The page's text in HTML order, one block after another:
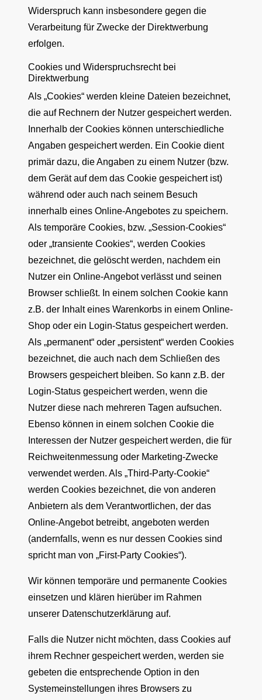
Widerspruch kann insbesondere gegen die
Verarbeitung für Zwecke der Direktwerbung
erfolgen.
Cookies und Widerspruchsrecht bei
Direktwerbung
Als „Cookies“ werden kleine Dateien bezeichnet,
die auf Rechnern der Nutzer gespeichert werden.
Innerhalb der Cookies können unterschiedliche
Angaben gespeichert werden. Ein Cookie dient
primär dazu, die Angaben zu einem Nutzer (bzw.
dem Gerät auf dem das Cookie gespeichert ist)
während oder auch nach seinem Besuch
innerhalb eines Online-Angebotes zu speichern.
Als temporäre Cookies, bzw. „Session-Cookies“
oder „transiente Cookies“, werden Cookies
bezeichnet, die gelöscht werden, nachdem ein
Nutzer ein Online-Angebot verlässt und seinen
Browser schließt. In einem solchen Cookie kann
z.B. der Inhalt eines Warenkorbs in einem Online-
Shop oder ein Login-Status gespeichert werden.
Als „permanent“ oder „persistent“ werden Cookies
bezeichnet, die auch nach dem Schließen des
Browsers gespeichert bleiben. So kann z.B. der
Login-Status gespeichert werden, wenn die
Nutzer diese nach mehreren Tagen aufsuchen.
Ebenso können in einem solchen Cookie die
Interessen der Nutzer gespeichert werden, die für
Reichweitenmessung oder Marketing-Zwecke
verwendet werden. Als „Third-Party-Cookie“
werden Cookies bezeichnet, die von anderen
Anbietern als dem Verantwortlichen, der das
Online-Angebot betreibt, angeboten werden
(andernfalls, wenn es nur dessen Cookies sind
spricht man von „First-Party Cookies“).
Wir können temporäre und permanente Cookies
einsetzen und klären hierüber im Rahmen
unserer Datenschutzerklärung auf.
Falls die Nutzer nicht möchten, dass Cookies auf
ihrem Rechner gespeichert werden, werden sie
gebeten die entsprechende Option in den
Systemeinstellungen ihres Browsers zu